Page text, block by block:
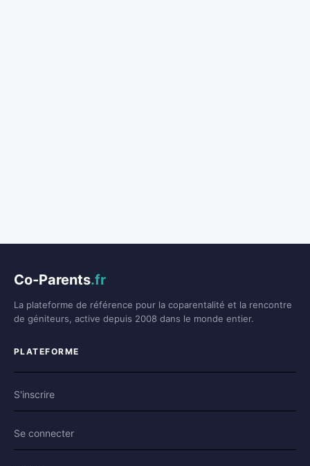
Co-Parents.fr
La plateforme de référence pour la coparentalité et la rencontre
de géniteurs, active depuis 2008 dans le monde entier.
PLATEFORME
S'inscrire
Se connecter